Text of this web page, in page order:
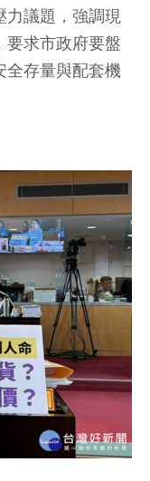
力議題，強調現
要求市政府要盤
全存量與配套機